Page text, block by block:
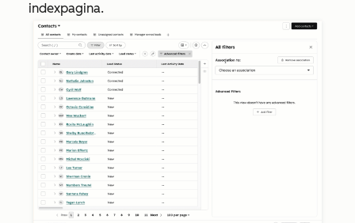
indexpagina.